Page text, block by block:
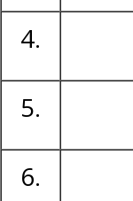
4.
5.
6.